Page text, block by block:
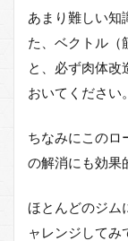
あまり難しい知
た、ベクトル（
と、必ず肉体改
おいてください。
ちなみにこのロ
の解消にも効果
ほとんどのジム
ャレンジしてみ